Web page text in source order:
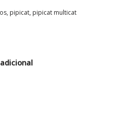
, pipicat, pipicat multicat